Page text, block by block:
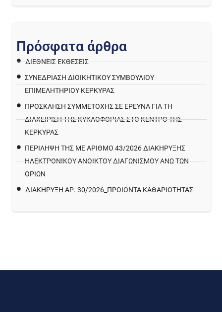
Πρόσφατα άρθρα
ΔΙΕΘΝΕΙΣ ΕΚΘΕΣΕΙΣ
ΣΥΝΕΔΡΙΑΣΗ ΔΙΟΙΚΗΤΙΚΟΥ ΣΥΜΒΟΥΛΙΟΥ
ΕΠΙΜΕΛΗΤΗΡΙΟΥ ΚΕΡΚΥΡΑΣ
ΠΡΌΣΚΛΗΣΗ ΣΥΜΜΕΤΟΧΉΣ ΣΕ ΈΡΕΥΝΑ ΓΙΑ ΤΗ
ΔΙΑΧΕΊΡΙΣΗ ΤΗΣ ΚΥΚΛΟΦΟΡΊΑΣ ΣΤΟ ΚΈΝΤΡΟ ΤΗΣ
ΚΈΡΚΥΡΑΣ
ΠΕΡΙΛΗΨΗ ΤΗΣ ΜΕ ΑΡΙΘΜΟ 43/2026 ΔΙΑΚΗΡΥΞΗΣ
ΗΛΕΚΤΡΟΝΙΚΟΥ ΑΝΟΙΚΤΟΥ ΔΙΑΓΩΝΙΣΜΟΥ ΑΝΩ ΤΩΝ
ΟΡΙΩΝ
ΔΙΑΚΉΡΥΞΗ ΑΡ. 30/2026_ΠΡΟΙΌΝΤΑ ΚΑΘΑΡΙΌΤΗΤΑΣ